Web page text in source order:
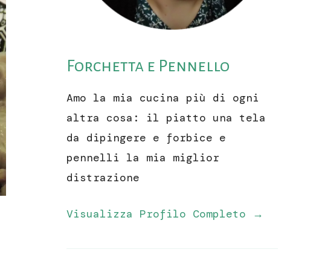
Forchetta e Pennello
Amo la mia cucina più di ogni
altra cosa: il piatto una tela
da dipingere e forbice e
pennelli la mia miglior
distrazione
Visualizza Profilo Completo →